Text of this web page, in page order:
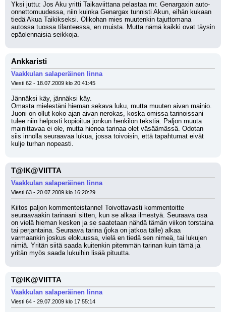
Yksi juttu: Jos Aku yritti Taikaviittana pelastaa mr. Genargaxin auto-
onnettomuudessa, niin kuinka Genargax tunnisti Akun, eihän kukaan
tiedä Akua Taikikseksi. Olikohan mies muutenkin tajuttomana
autossa tuossa tilanteessa, en muista. Mutta nämä kaikki ovat täysin
epäolennaisia seikkoja.
Ankkaristi
Vaakkulan salaperäinen linna
Viesti 62 - 18.07.2009 klo 20:41:45
Jännäksi käy, jännäksi käy.
Omasta mielestäni hieman sekava luku, mutta muuten aivan mainio.
Juoni on ollut koko ajan aivan nerokas, koska omissa tarinoissani
tulee niin helposti kopioitua jonkun henkilön tekstiä. Paljon muuta
mainittavaa ei ole, mutta hienoa tarinaa olet väsäämässä. Odotan
siis innolla seuraavaa lukua, jossa toivoisin, että tapahtumat eivät
kulje turhan nopeasti.
T@IK@VIITTA
Vaakkulan salaperäinen linna
Viesti 63 - 20.07.2009 klo 16:20:29
Kiitos paljon kommenteistanne! Toivottavasti kommentoitte
seuraavaakin tarinaani sitten, kun se alkaa ilmestyä. Seuraava osa
on vielä hieman kesken ja se saatetaan nähdä tämän viikon torstaina
tai perjantaina. Seuraava tarina (joka on jatkoa tälle) alkaa
varmaankin joskus elokuussa, vielä en tiedä sen nimeä, tai lukujen
nimiä. Yritän siitä saada kuitenkin pitemmän tarinan kuin tämä ja
yritän myös saada lukuihin lisää pituutta.
T@IK@VIITTA
Vaakkulan salaperäinen linna
Viesti 64 - 29.07.2009 klo 17:55:14